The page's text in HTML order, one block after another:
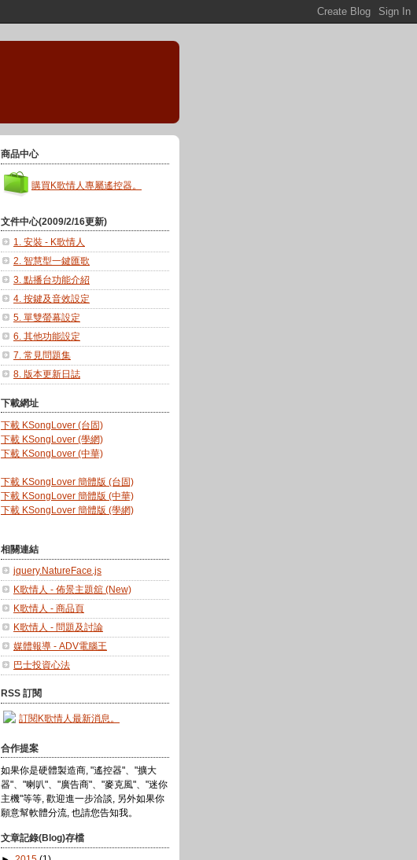
商品中心
購買K歌情人專屬遙控器。
文件中心(2009/2/16更新)
1. 安裝 - K歌情人
2. 智慧型一鍵匯歌
3. 點播台功能介紹
4. 按鍵及音效設定
5. 單雙螢幕設定
6. 其他功能設定
7. 常見問題集
8. 版本更新日誌
下載網址
下載 KSongLover (台固)
下載 KSongLover (學網)
下載 KSongLover (中華)
下載 KSongLover 簡體版 (台固)
下載 KSongLover 簡體版 (中華)
下載 KSongLover 簡體版 (學網)
相關連結
jquery.NatureFace.js
K歌情人 - 佈景主題舘 (New)
K歌情人 - 商品頁
K歌情人 - 問題及討論
媒體報導 - ADV電腦王
巴士投資心法
RSS 訂閱
訂閱K歌情人最新消息。
合作提案
如果你是硬體製造商, "遙控器"、"擴大
器"、"喇叭"、"廣告商"、"麥克風"、"迷你
主機"等等, 歡迎進一步洽談, 另外如果你
願意幫軟體分流, 也請您告知我。
文章記錄(Blog)存檔